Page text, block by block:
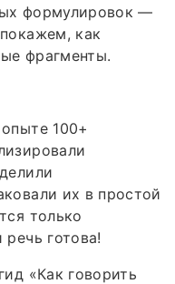
формулировок —
как
фрагменты.
100+
их в простой
только
готова!
«Как говорить